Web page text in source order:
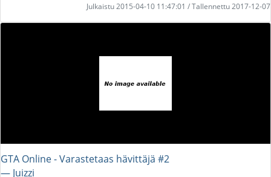
Julkaistu 2015-04-10 11:47:01 / Tallennettu 2017-12-07
GTA Online - Varastetaas hävittäjä #2
― Juizzi